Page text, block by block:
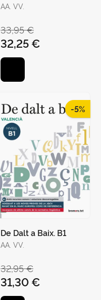
AA. VV.
33,95 €
32,25 €
-5%
De Dalt a Baix. B1
AA. VV.
32,95 €
31,30 €